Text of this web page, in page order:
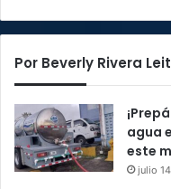
Por Beverly Rivera
agua
este
julio